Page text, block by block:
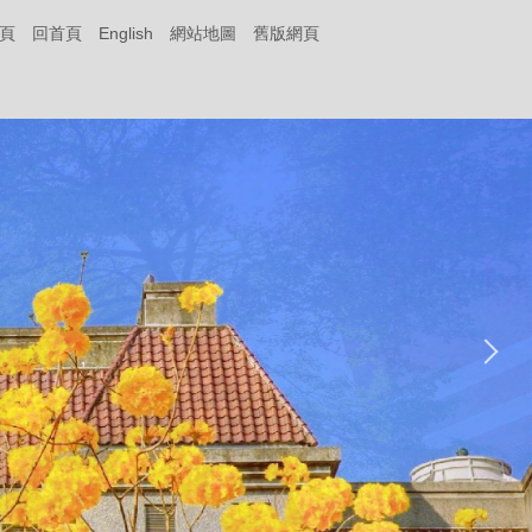
回首頁 English 網站地圖 舊版網頁